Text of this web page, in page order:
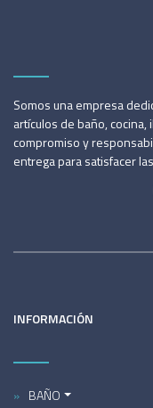
Somos una empresa
artículos de baño,
compromiso y
entrega para satisfacer
INFORMACIÓN
BAÑO